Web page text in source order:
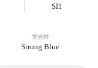
SI1
蛍光性
Strong Blue